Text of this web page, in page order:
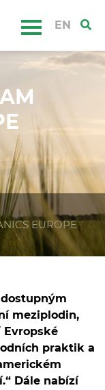
EN
EUROPE
meziplodin,
Evropské
praktik a
Dále nabízí